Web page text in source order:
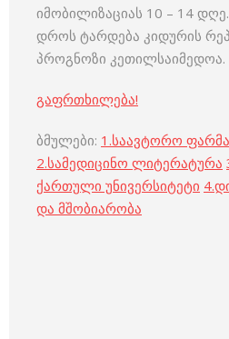
იმობილიზაციას 10 – 14
დროს ტარდება კიდურის
პროგნოზი კეთილსაიმედოა.
გაფრთხილება!
ბმულები: 1.საავტორო
2.სამედიცინო ლიტერატურა
ქართული უნივერსიტეტი 4.
და მშობიარობა